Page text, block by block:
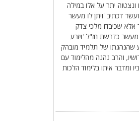
יתר על אלו במילה
דכתיב 'ויתן לו מעשר
שכיבדו מלכי צדק
כדרשת חז"ל 'ויזרע
שהנהגתו של תלמיד מובהק
והרב נהנה מהלימוד עם
ומדבר איתו בלימוד הלכות